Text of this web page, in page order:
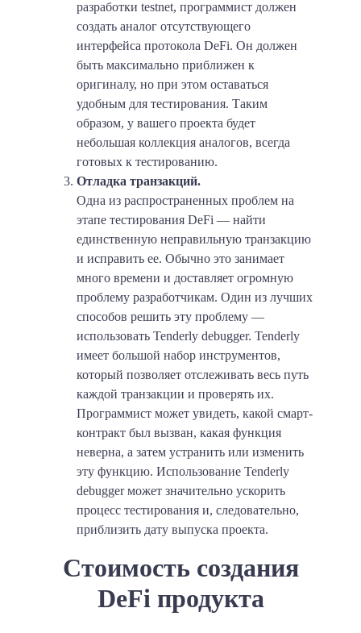
разработки testnet, программист должен
создать аналог отсутствующего
интерфейса протокола DeFi. Он должен
быть максимально приближен к
оригиналу, но при этом оставаться
удобным для тестирования. Таким
образом, у вашего проекта будет
небольшая коллекция аналогов, всегда
готовых к тестированию.
Отладка транзакций.
Одна из распространенных проблем на
этапе тестирования DeFi — найти
единственную неправильную транзакцию
и исправить ее. Обычно это занимает
много времени и доставляет огромную
проблему разработчикам. Один из лучших
способов решить эту проблему —
использовать Tenderly debugger. Tenderly
имеет большой набор инструментов,
который позволяет отслеживать весь путь
каждой транзакции и проверять их.
Программист может увидеть, какой смарт-
контракт был вызван, какая функция
неверна, а затем устранить или изменить
эту функцию. Использование Tenderly
debugger может значительно ускорить
процесс тестирования и, следовательно,
приблизить дату выпуска проекта.
Стоимость создания
DeFi продукта